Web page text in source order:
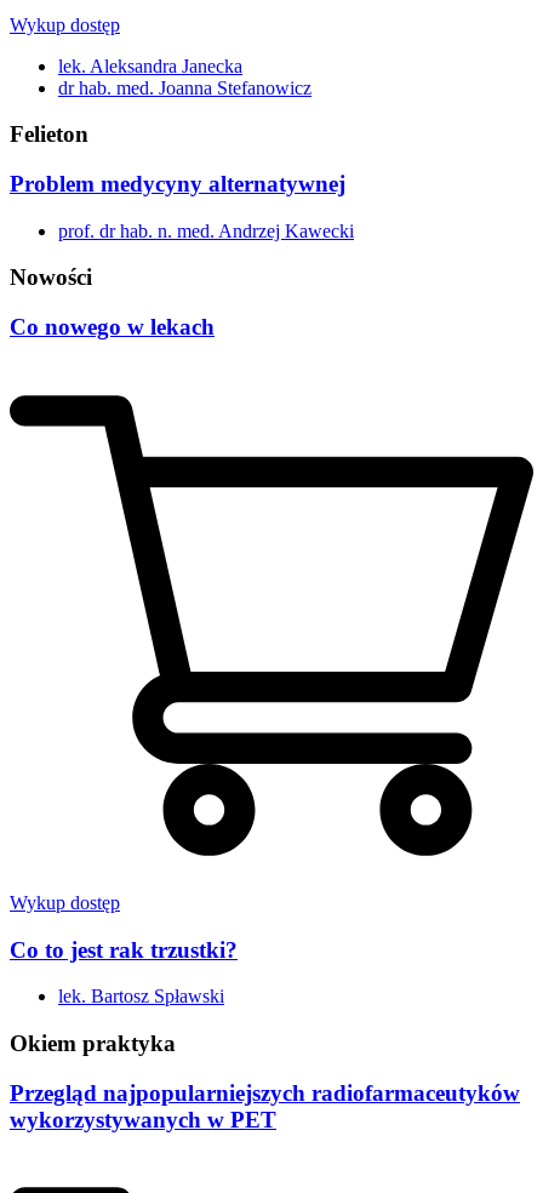
Wykup dostęp
lek. Aleksandra Janecka
dr hab. med. Joanna Stefanowicz
Felieton
Problem medycyny alternatywnej
prof. dr hab. n. med. Andrzej Kawecki
Nowości
Co nowego w lekach
Wykup dostęp
Co to jest rak trzustki?
lek. Bartosz Spławski
Okiem praktyka
Przegląd najpopularniejszych radiofarmaceutyków
wykorzystywanych w PET